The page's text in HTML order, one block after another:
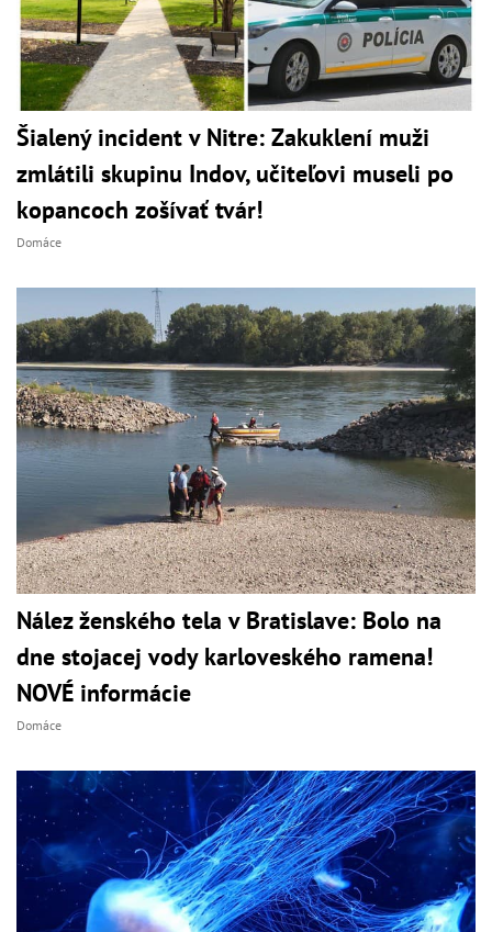
Šialený incident v Nitre: Zakuklení muži
zmlátili skupinu Indov, učiteľovi museli po
kopancoch zošívať tvár!
Domáce
Nález ženského tela v Bratislave: Bolo na
dne stojacej vody karloveského ramena!
NOVÉ informácie
Domáce